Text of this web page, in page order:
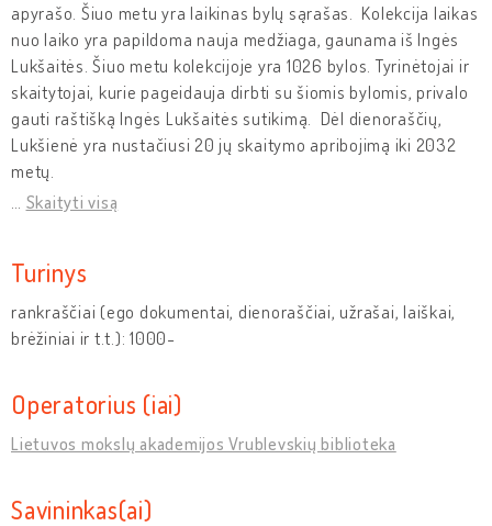
apyrašo. Šiuo metu yra laikinas bylų sąrašas. Kolekcija laikas
nuo laiko yra papildoma nauja medžiaga, gaunama iš Ingės
Lukšaitės. Šiuo metu kolekcijoje yra 1026 bylos. Tyrinėtojai ir
skaitytojai, kurie pageidauja dirbti su šiomis bylomis, privalo
gauti raštišką Ingės Lukšaitės sutikimą. Dėl dienoraščių,
Lukšienė yra nustačiusi 20 jų skaitymo apribojimą iki 2032
metų.
Skaityti visą
Turinys
rankraščiai (ego dokumentai, dienoraščiai, užrašai, laiškai,
brėžiniai ir t.t.): 1000-
Operatorius (iai)
Lietuvos mokslų akademijos Vrublevskių biblioteka
Savininkas(ai)